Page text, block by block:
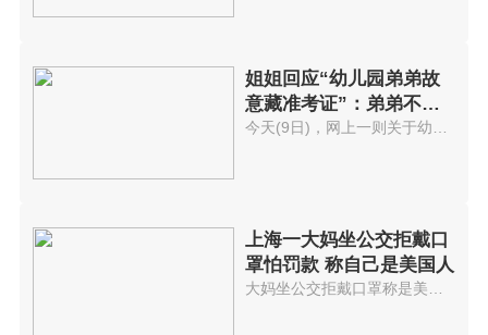
姐姐回应“幼儿园弟弟故
意藏准考证”：弟弟不是
故意藏的
上海一大妈坐公交拒戴口
罩怕罚款 称自己是美国人